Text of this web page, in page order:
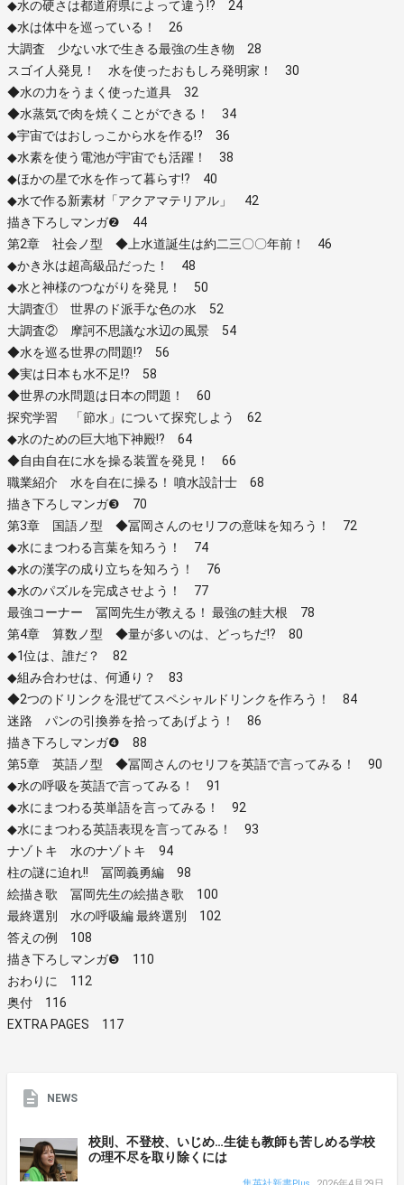
◆水の硬さは都道府県によって違う!? 24
◆水は体中を巡っている！ 26
大調査 少ない水で生きる最強の生き物 28
スゴイ人発見！ 水を使ったおもしろ発明家！ 30
◆水の力をうまく使った道具 32
◆水蒸気で肉を焼くことができる！ 34
◆宇宙ではおしっこから水を作る!? 36
◆水素を使う電池が宇宙でも活躍！ 38
◆ほかの星で水を作って暮らす!? 40
◆水で作る新素材「アクアマテリアル」 42
描き下ろしマンガ❷ 44
第2章 社会ノ型 ◆上水道誕生は約二三〇〇年前！ 46
◆かき氷は超高級品だった！ 48
◆水と神様のつながりを発見！ 50
大調査① 世界のド派手な色の水 52
大調査② 摩訶不思議な水辺の風景 54
◆水を巡る世界の問題!? 56
◆実は日本も水不足!? 58
◆世界の水問題は日本の問題！ 60
探究学習 「節水」について探究しよう 62
◆水のための巨大地下神殿!? 64
◆自由自在に水を操る装置を発見！ 66
職業紹介 水を自在に操る！ 噴水設計士 68
描き下ろしマンガ❸ 70
第3章 国語ノ型 ◆冨岡さんのセリフの意味を知ろう！ 72
◆水にまつわる言葉を知ろう！ 74
◆水の漢字の成り立ちを知ろう！ 76
◆水のパズルを完成させよう！ 77
最強コーナー 冨岡先生が教える！ 最強の鮭大根 78
第4章 算数ノ型 ◆量が多いのは、どっちだ!? 80
◆1位は、誰だ？ 82
◆組み合わせは、何通り？ 83
◆2つのドリンクを混ぜてスペシャルドリンクを作ろう！ 84
迷路 パンの引換券を拾ってあげよう！ 86
描き下ろしマンガ❹ 88
第5章 英語ノ型 ◆冨岡さんのセリフを英語で言ってみる！ 90
◆水の呼吸を英語で言ってみる！ 91
◆水にまつわる英単語を言ってみる！ 92
◆水にまつわる英語表現を言ってみる！ 93
ナゾトキ 水のナゾトキ 94
柱の謎に迫れ!! 冨岡義勇編 98
絵描き歌 冨岡先生の絵描き歌 100
最終選別 水の呼吸編 最終選別 102
答えの例 108
描き下ろしマンガ❺ 110
おわりに 112
奥付 116
EXTRA PAGES 117
NEWS
校則、不登校、いじめ…生徒も教師も苦しめる学校
の理不尽を取り除くには